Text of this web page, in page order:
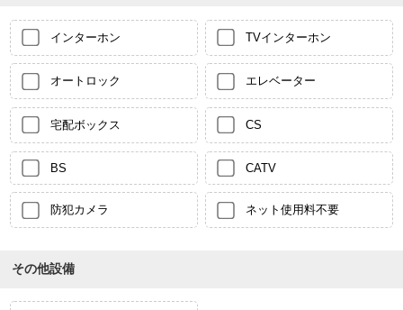
インターホン TVインターホン
オートロック エレベーター
宅配ボックス CS
BS CATV
防犯カメラ ネット使用料不要
その他設備